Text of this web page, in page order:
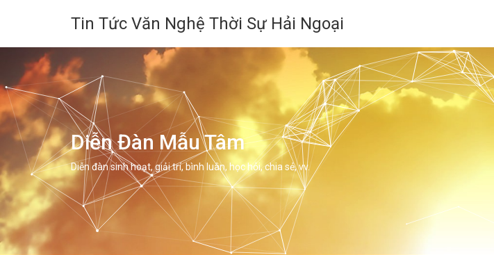
Tin Tức Văn Nghệ Thời Sự Hải Ngoại
Diễn Đàn Mẫu Tâm
Diễn đàn sinh hoạt, giải trí, bình luân, học hỏi, chia sẻ, vv.